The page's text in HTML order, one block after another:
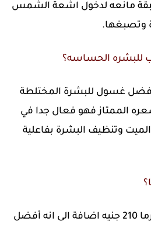
مانعه لدخول اشعة الشمس
وتصبغها.
للبشره الحساسه؟
غسول للبشرة المختلطة
الممتاز فهو فعال جدا في
وتنظيف البشرة بفاعلية
يبلغ سعر غسول بيوديرما 210 جنيه اضافة الى انه أفضل